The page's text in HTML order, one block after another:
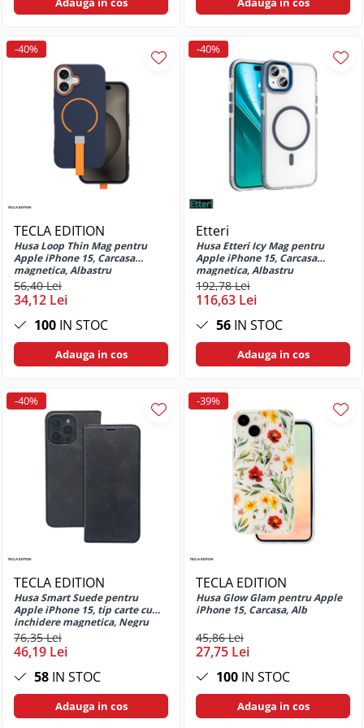
Huse si protectii pentru Motorola
Huse si protectii pentru Motorola
Moto G67
Huse si protectii pentru Motorola
Moto G67 5G
Huse si protectii pentru Motorola
Moto G7 Power
Huse si protectii pentru Motorola
Huse si protectii pentru Motorola
Moto G77 5G
Huse si protectii pentru Motorola
Moto G8 Power
Huse si protectii pentru Motorola
Moto G84
Huse si protectii pentru Motorola
Moto G85
Huse si protectii pentru Motorola
Moto G86
Huse si protectii pentru Motorola
Moto G86 5G Power
Huse si protectii pentru Motorola
Moto G9 Play
Huse si protectii pentru Motorola
Thinkphone 25
Huse si protectii pentru Nokia
Nokia
Huse si protectii pentru Nokia 230
Huse si protectii pentru Nothing
Phone
Phone 1
Huse si protectii pentru Nothing
Phone 2a
-40%
TECLA EDITION
Husa Loop Thin Mag pentru
Apple iPhone 15, Carcasa
magnetica, Albastru
56,40 Lei
34,12 Lei
100 IN STOC
Adauga in cos
-40%
Etteri
Husa Etteri Icy Mag pentru
Apple iPhone 15, Carcasa
magnetica, Albastru
192,78 Lei
116,63 Lei
56 IN STOC
Adauga in cos
-40%
TECLA EDITION
Husa Smart Suede pentru
Apple iPhone 15, tip carte cu
inchidere magnetica, Negru
76,35 Lei
46,19 Lei
58 IN STOC
Adauga in cos
-39%
TECLA EDITION
Husa Glow Glam pentru Apple
iPhone 15, Carcasa, Alb
45,86 Lei
27,75 Lei
100 IN STOC
Adauga in cos